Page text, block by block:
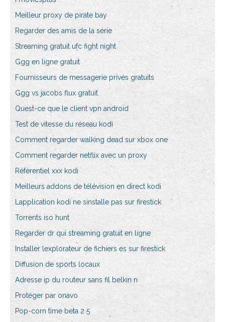
Meilleur proxy de pirate bay
Regarder des amis de la série
Streaming gratuit ufc fight night
Ggg en ligne gratuit
Fournisseurs de messagerie privés gratuits
Ggg vs jacobs flux gratuit
Quest-ce que le client vpn android
Test de vitesse du réseau kodi
Comment regarder walking dead sur xbox one
Comment regarder netflix avec un proxy
Référentiel xxx kodi
Meilleurs addons de télévision en direct kodi
Lapplication kodi ne sinstalle pas sur firestick
Torrents iso hunt
Regarder dr qui streaming gratuit en ligne
Installer lexplorateur de fichiers es sur firestick
Diffusion de sports locaux
Adresse ip du routeur sans fil belkin n
Protéger par onavo
Pop-corn time beta 2 5